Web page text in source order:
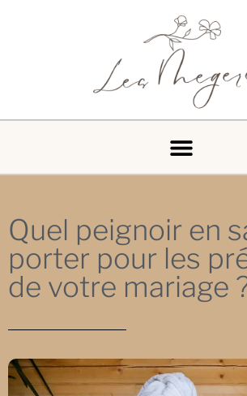
Quel peignoir en
porter pour les
de votre mariage